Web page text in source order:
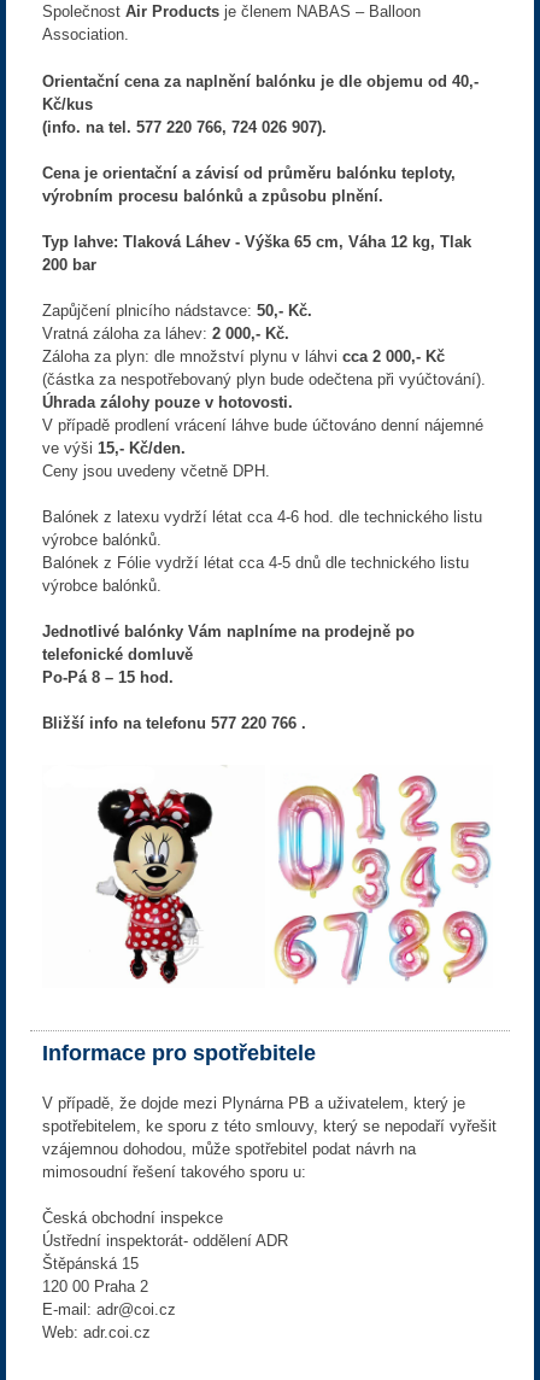
Společnost Air Products je členem NABAS – Balloon
Association.
Orientační cena za naplnění balónku je dle objemu od 40,-
Kč/kus
(info. na tel. 577 220 766, 724 026 907).
Cena je orientační a závisí od průměru balónku teploty,
výrobním procesu balónků a způsobu plnění.
Typ lahve: Tlaková Láhev - Výška 65 cm, Váha 12 kg, Tlak
200 bar
Zapůjčení plnicího nádstavce: 50,- Kč.
Vratná záloha za láhev: 2 000,- Kč.
Záloha za plyn: dle množství plynu v láhvi cca 2 000,- Kč
(částka za nespotřebovaný plyn bude odečtena při vyúčtování).
Úhrada zálohy pouze v hotovosti.
V případě prodlení vrácení láhve bude účtováno denní nájemné
ve výši 15,- Kč/den.
Ceny jsou uvedeny včetně DPH.
Balónek z latexu vydrží létat cca 4-6 hod. dle technického listu
výrobce balónků.
Balónek z Fólie vydrží létat cca 4-5 dnů dle technického listu
výrobce balónků.
Jednotlivé balónky Vám naplníme na prodejně po
telefonické domluvě
Po-Pá 8 – 15 hod.
Bližší info na telefonu 577 220 766 .
Informace pro spotřebitele
V případě, že dojde mezi Plynárna PB a uživatelem, který je
spotřebitelem, ke sporu z této smlouvy, který se nepodaří vyřešit
vzájemnou dohodou, může spotřebitel podat návrh na
mimosoudní řešení takového sporu u:
Česká obchodní inspekce
Ústřední inspektorát- oddělení ADR
Štěpánská 15
120 00 Praha 2
E-mail: adr@coi.cz
Web: adr.coi.cz